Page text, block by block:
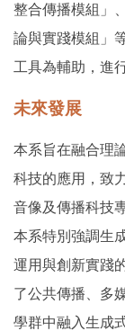
整合傳播模組」
論與實踐模組」
工具為輔助，進
未來發展
本系旨在融合理
科技的應用，致
音像及傳播科技
本系特別強調生
運用與創新實踐
了公共傳播、多
學群中融入生成